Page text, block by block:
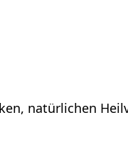
natürlichen